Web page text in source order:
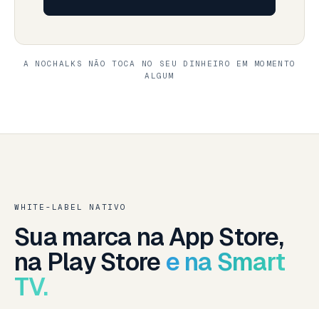
A NOCHALKS NÃO TOCA NO SEU DINHEIRO EM MOMENTO
ALGUM
WHITE-LABEL NATIVO
Sua marca na App Store,
na Play Store e na Smart
TV.